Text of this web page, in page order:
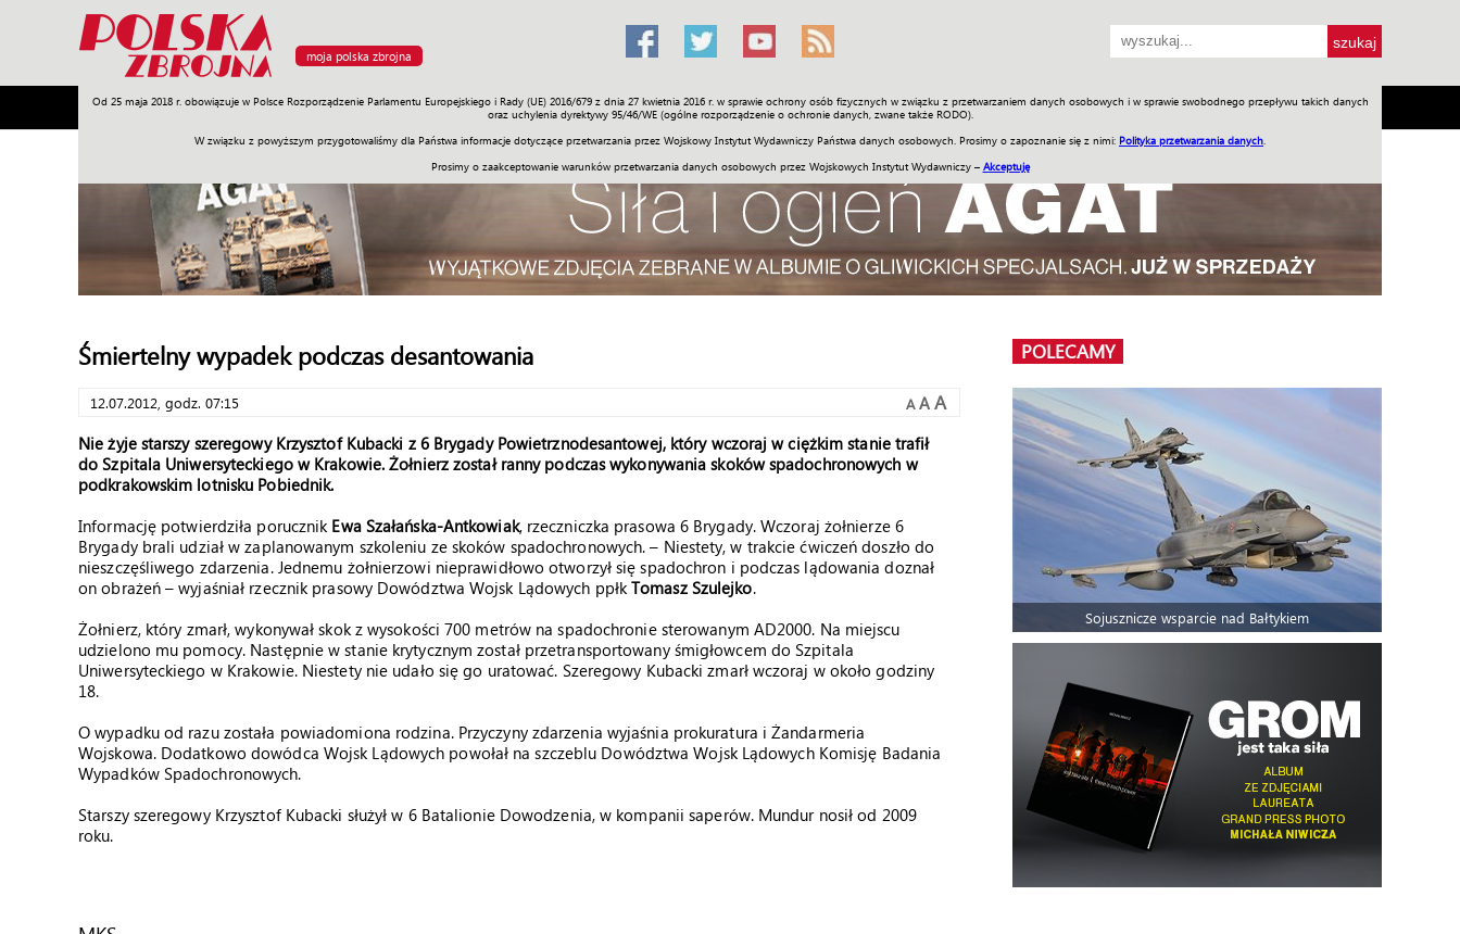
moja polska zbrojna
Od 25 maja 2018 r. obowiązuje w Polsce Rozporządzenie Parlamentu Europejskiego i Rady (UE) 2016/679 z dnia 27 kwietnia 2016 r. w sprawie ochrony osób fizycznych w związku z przetwarzaniem danych osobowych i w sprawie swobodnego przepływu takich danych
oraz uchylenia dyrektywy 95/46/WE (ogólne rozporządzenie o ochronie danych, zwane także RODO).
W związku z powyższym przygotowaliśmy dla Państwa informacje dotyczące przetwarzania przez Wojskowy Instytut Wydawniczy Państwa danych osobowych. Prosimy o zapoznanie się z nimi: Polityka przetwarzania danych
Prosimy o zaakceptowanie warunków przetwarzania danych osobowych przez Wojskowych Instytut Wydawniczy – Akceptuję
Armia Poligon Sprzęt Misje Polityka Prawo Świat Społeczność Sport Historia Galerie Wideo ENGLISH SKLEP Jednodniówki Praca w WIW
Śmiertelny wypadek podczas desantowania
12.07.2012, godz. 07:15 A A A
Nie żyje starszy szeregowy Krzysztof Kubacki z 6 Brygady Powietrznodesantowej, który wczoraj w ciężkim stanie trafił
do Szpitala Uniwersyteckiego w Krakowie. Żołnierz został ranny podczas wykonywania skoków spadochronowych w
podkrakowskim lotnisku Pobiednik.
Informację potwierdziła porucznik Ewa Szałańska-Antkowiak, rzeczniczka prasowa 6 Brygady. Wczoraj żołnierze 6
Brygady brali udział w zaplanowanym szkoleniu ze skoków spadochronowych. – Niestety, w trakcie ćwiczeń doszło do
nieszczęśliwego zdarzenia. Jednemu żołnierzowi nieprawidłowo otworzył się spadochron i podczas lądowania doznał
on obrażeń – wyjaśniał rzecznik prasowy Dowództwa Wojsk Lądowych ppłkTomasz Szulejko.
Żołnierz, który zmarł, wykonywał skok z wysokości 700 metrów na spadochronie sterowanym AD2000. Na miejscu
udzielono mu pomocy. Następnie w stanie krytycznym został przetransportowany śmigłowcem do Szpitala
Uniwersyteckiego w Krakowie. Niestety nie udało się go uratować. Szeregowy Kubacki zmarł wczoraj w około godziny
18.
O wypadku od razu została powiadomiona rodzina. Przyczyny zdarzenia wyjaśnia prokuratura i Żandarmeria
Wojskowa. Dodatkowo dowódca Wojsk Lądowych powołał na szczeblu Dowództwa Wojsk Lądowych Komisję Badania
Wypadków Spadochronowych.
Starszy szeregowy Krzysztof Kubacki służył w 6 Batalionie Dowodzenia, w kompanii saperów. Mundur nosił od 2009
roku.
POLECAMY
Sojusznicze wsparcie nad Bałtykiem